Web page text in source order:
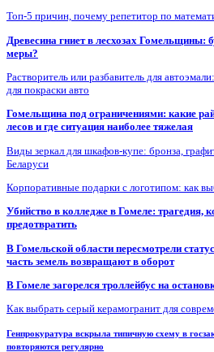
Топ-5 причин, почему репетитор по
Древесина гниет в лесхозах Гомельщины:
меры?
Растворитель или разбавитель для
для покраски авто
Гомельщина под ограничениями: какие
лесов и где ситуация наиболее тяжелая
Виды зеркал для шкафов-купе: бронза,
Беларуси
Корпоративные подарки с логотипом: как
Убийство в колледже в Гомеле: трагедия,
предотвратить
В Гомельской области пересмотрели
часть земель возвращают в оборот
В Гомеле загорелся троллейбус на
Как выбрать серый керамогранит для
Генпрокуратура вскрыла типичную схему в
повторяются регулярно